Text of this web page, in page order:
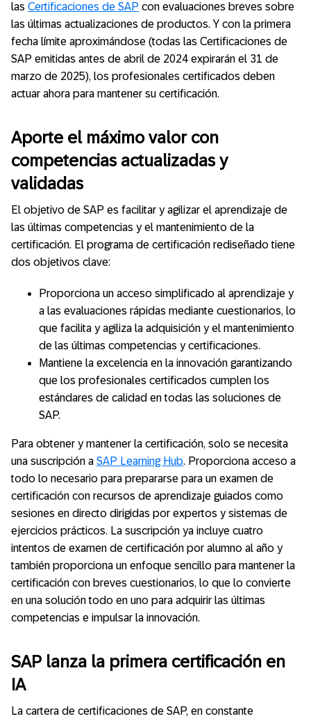
las Certificaciones de SAP con evaluaciones breves sobre
las últimas actualizaciones de productos. Y con la primera
fecha límite aproximándose (todas las Certificaciones de
SAP emitidas antes de abril de 2024 expirarán el 31 de
marzo de 2025), los profesionales certificados deben
actuar ahora para mantener su certificación.
Aporte el máximo valor con
competencias actualizadas y
validadas
El objetivo de SAP es facilitar y agilizar el aprendizaje de
las últimas competencias y el mantenimiento de la
certificación. El programa de certificación rediseñado tiene
dos objetivos clave:
Proporciona un acceso simplificado al aprendizaje y
a las evaluaciones rápidas mediante cuestionarios, lo
que facilita y agiliza la adquisición y el mantenimiento
de las últimas competencias y certificaciones.
Mantiene la excelencia en la innovación garantizando
que los profesionales certificados cumplen los
estándares de calidad en todas las soluciones de
SAP.
Para obtener y mantener la certificación, solo se necesita
una suscripción a SAP Learning Hub. Proporciona acceso a
todo lo necesario para prepararse para un examen de
certificación con recursos de aprendizaje guiados como
sesiones en directo dirigidas por expertos y sistemas de
ejercicios prácticos. La suscripción ya incluye cuatro
intentos de examen de certificación por alumno al año y
también proporciona un enfoque sencillo para mantener la
certificación con breves cuestionarios, lo que lo convierte
en una solución todo en uno para adquirir las últimas
competencias e impulsar la innovación.
SAP lanza la primera certificación en
IA
La cartera de certificaciones de SAP, en constante